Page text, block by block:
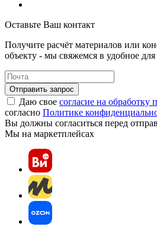
Оставьте Ваш контакт
Получите расчёт материалов или
объекту - мы свяжемся в удобное
Отправить запрос
Даю свое согласие на
согласно Политике
Вы должны согласиться перед
Мы на маркетплейсах